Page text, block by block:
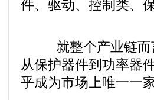
件、驱动、控制类、
就整个产业链而
从保护器件到功率器
乎成为市场上唯一一